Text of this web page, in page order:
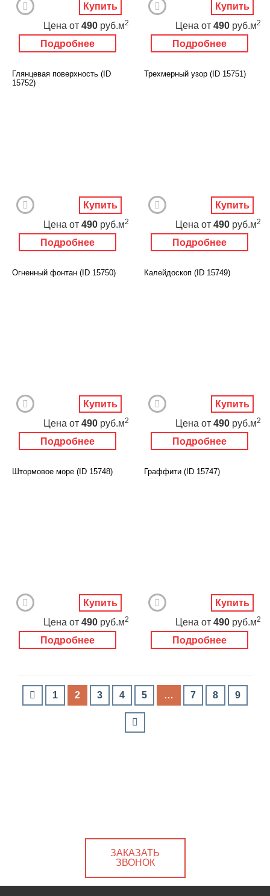
Подробнее
Цена от 490 руб.м2
Купить
Подробнее
Цена от 490 руб.м2
Купить
Глянцевая поверхность (ID
15752)
Подробнее
Цена от 490 руб.м2
Купить
Трехмерный узор (ID 15751)
Подробнее
Цена от 490 руб.м2
Купить
Огненный фонтан (ID 15750)
Подробнее
Цена от 490 руб.м2
Купить
Калейдоскоп (ID 15749)
Подробнее
Цена от 490 руб.м2
Купить
Штормовое море (ID 15748)
Подробнее
Цена от 490 руб.м2
Купить
Граффити (ID 15747)
Подробнее
Цена от 490 руб.м2
Купить
1 2 3 4 5 … 7 8 9
ЗАКАЗАТЬ
ЗВОНОК